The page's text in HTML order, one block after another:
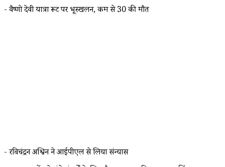
- वैष्णो देवी यात्रा रूट पर भूस्खलन, कम से 30 की मौत
- रविचंद्रन अश्विन ने आईपीएल से लिया संन्यास